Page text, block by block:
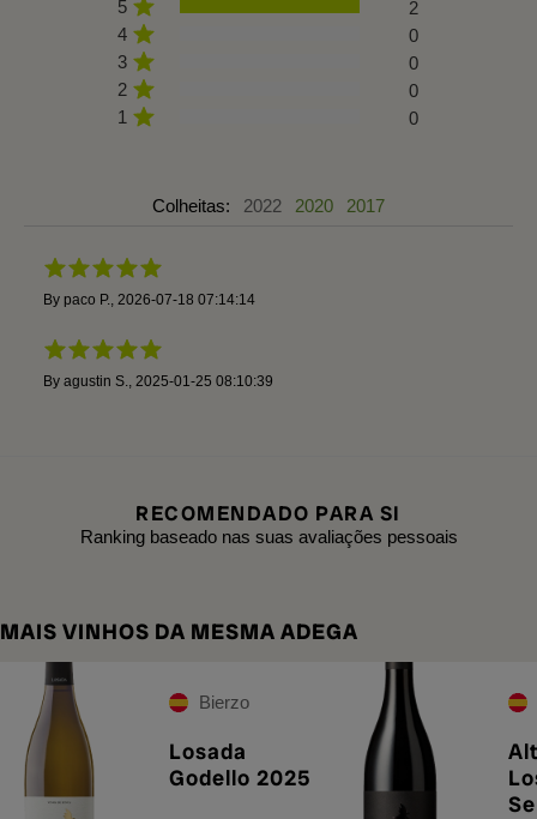
5
2
4
0
3
0
2
0
1
0
Colheitas: 2022 2020 2017
By paco P. 2026-07-18 07:14:14
By agustin S. 2025-01-25 08:10:39
RECOMENDADO PARA SI
Ranking baseado nas suas avaliações pessoais
MAIS VINHOS DA MESMA ADEGA
Bierzo
Losada
Godello 2025